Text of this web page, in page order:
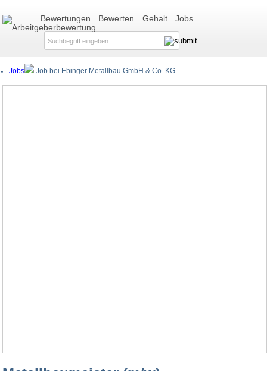
Bewertungen Bewerten Gehalt Jobs
Jobs Job bei Ebinger Metallbau GmbH & Co. KG